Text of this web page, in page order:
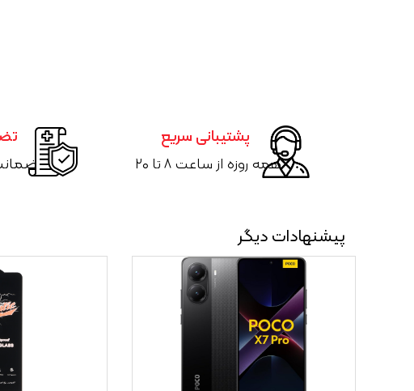
پشتیبانی سریع
همه روزه از ساعت ۸ تا ۲۰
پیشنهادات دیگر